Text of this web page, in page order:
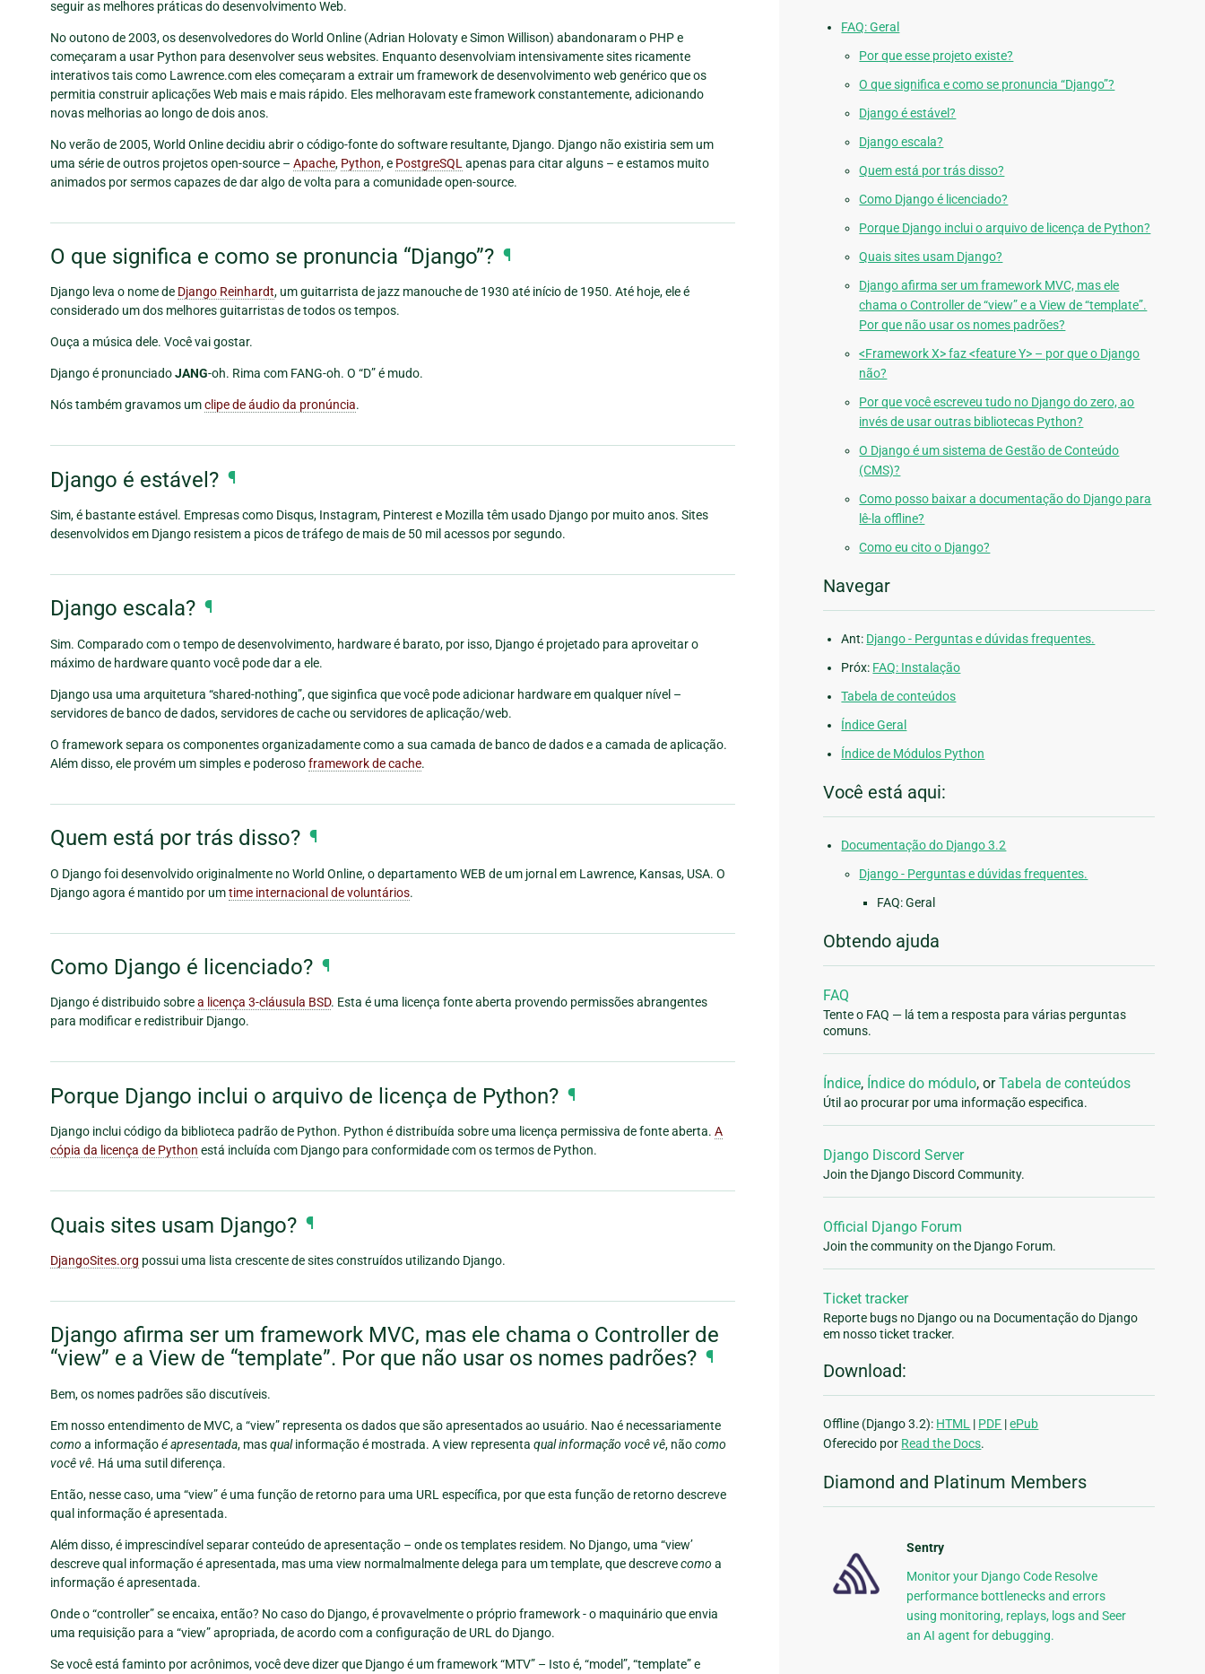
seguir as melhores práticas do desenvolvimento Web.
No outono de 2003, os desenvolvedores do World Online (Adrian Holovaty e Simon Willison) abandonaram o PHP e
começaram a usar Python para desenvolver seus websites. Enquanto desenvolviam intensivamente sites ricamente
interativos tais como Lawrence.com eles começaram a extrair um framework de desenvolvimento web genérico que os
permitia construir aplicações Web mais e mais rápido. Eles melhoravam este framework constantemente, adicionando
novas melhorias ao longo de dois anos.
No verão de 2005, World Online decidiu abrir o código-fonte do software resultante, Django. Django não existiria sem um
uma série de outros projetos open-source – Apache, Python, e PostgreSQL apenas para citar alguns – e estamos muito
animados por sermos capazes de dar algo de volta para a comunidade open-source.
O que significa e como se pronuncia “Django”? ¶
Django leva o nome de Django Reinhardt, um guitarrista de jazz manouche de 1930 até início de 1950. Até hoje, ele é
considerado um dos melhores guitarristas de todos os tempos.
Ouça a música dele. Você vai gostar.
Django é pronunciadoJANG-oh. Rima com FANG-oh. O “D” é mudo.
Nós também gravamos umclipe de áudio da pronúncia.
Django é estável? ¶
Sim, é bastante estável. Empresas como Disqus, Instagram, Pinterest e Mozilla têm usado Django por muito anos. Sites
desenvolvidos em Django resistem a picos de tráfego de mais de 50 mil acessos por segundo.
Django escala? ¶
Sim. Comparado com o tempo de desenvolvimento, hardware é barato, por isso, Django é projetado para aproveitar o
máximo de hardware quanto você pode dar a ele.
Django usa uma arquitetura “shared-nothing”, que siginfica que você pode adicionar hardware em qualquer nível –
servidores de banco de dados, servidores de cache ou servidores de aplicação/web.
O framework separa os componentes organizadamente como a sua camada de banco de dados e a camada de aplicação.
Além disso, ele provém um simples e poderosoframework de cache.
Quem está por trás disso? ¶
O Django foi desenvolvido originalmente no World Online, o departamento WEB de um jornal em Lawrence, Kansas, USA. O
Django agora é mantido por umtime internacional de voluntários.
Como Django é licenciado? ¶
Django é distribuido sobrea licença 3-cláusula BSD. Esta é uma licença fonte aberta provendo permissões abrangentes
para modificar e redistribuir Django.
Porque Django inclui o arquivo de licença de Python? ¶
Django inclui código da biblioteca padrão de Python. Python é distribuída sobre uma licença permissiva de fonte aberta. A
cópia da licença de Python está incluída com Django para conformidade com os termos de Python.
Quais sites usam Django? ¶
DjangoSites.org possui uma lista crescente de sites construídos utilizando Django.
Django afirma ser um framework MVC, mas ele chama o Controller de
“view” e a View de “template”. Por que não usar os nomes padrões? ¶
Bem, os nomes padrões são discutíveis.
Em nosso entendimento de MVC, a “view” representa os dados que são apresentados ao usuário. Nao é necessariamente
como a informaçãoé apresentada, masqualinformação é mostrada. A view representa qual informação você vê, nãocomo
você vê. Há uma sutil diferença.
Então, nesse caso, uma “view” é uma função de retorno para uma URL específica, por que esta função de retorno descreve
qual informação é apresentada.
Além disso, é imprescindível separar conteúdo de apresentação – onde os templates residem. No Django, uma “view’
descreve qual informação é apresentada, mas uma view normalmalmente delega para um template, que descrevecomo a
informação é apresentada.
Onde o “controller” se encaixa, então? No caso do Django, é provavelmente o próprio framework - o maquinário que envia
uma requisição para a “view” apropriada, de acordo com a configuração de URL do Django.
Se você está faminto por acrônimos, você deve dizer que Django é um framework “MTV” – Isto é, “model”, “template” e
FAQ: Geral
Por que esse projeto existe?
O que significa e como se pronuncia “Django”?
Django é estável?
Django escala?
Quem está por trás disso?
Como Django é licenciado?
Porque Django inclui o arquivo de licença de Python?
Quais sites usam Django?
Django afirma ser um framework MVC, mas ele
chama o Controller de “view” e a View de “template”.
Por que não usar os nomes padrões?
<Framework X> faz <feature Y> – por que o Django
não?
Por que você escreveu tudo no Django do zero, ao
invés de usar outras bibliotecas Python?
O Django é um sistema de Gestão de Conteúdo
(CMS)?
Como posso baixar a documentação do Django para
lê-la offline?
Como eu cito o Django?
Navegar
Ant: Django - Perguntas e dúvidas frequentes.
Próx: FAQ: Instalação
Tabela de conteúdos
Índice Geral
Índice de Módulos Python
Você está aqui:
Documentação do Django 3.2
Django - Perguntas e dúvidas frequentes.
FAQ: Geral
Obtendo ajuda
FAQ
Tente o FAQ — lá tem a resposta para várias perguntas
comuns.
Índice, Índice do módulo, orTabela de conteúdos
Útil ao procurar por uma informação especifica.
Django Discord Server
Join the Django Discord Community.
Official Django Forum
Join the community on the Django Forum.
Ticket tracker
Reporte bugs no Django ou na Documentação do Django
em nosso ticket tracker.
Download:
Offline (Django 3.2): HTML | PDF |ePub
Oferecido por Read the Docs.
Diamond and Platinum Members
Sentry
Monitor your Django Code Resolve
performance bottlenecks and errors
using monitoring, replays, logs and Seer
an AI agent for debugging.